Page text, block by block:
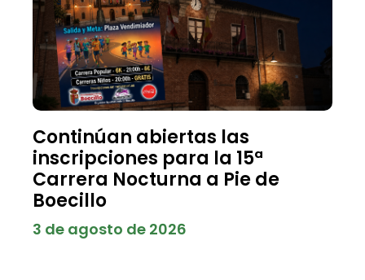
Continúan abiertas las
inscripciones para la 15ª
Carrera Nocturna a Pie de
Boecillo
3 de agosto de 2026